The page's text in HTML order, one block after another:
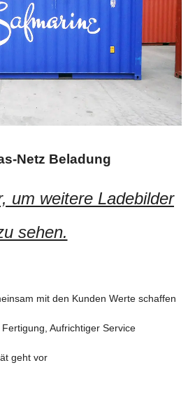
Netz Beladung
um weitere Ladebilder
sehen.
mit den Kunden Werte schaffen
Aufrichtiger Service
geht vor